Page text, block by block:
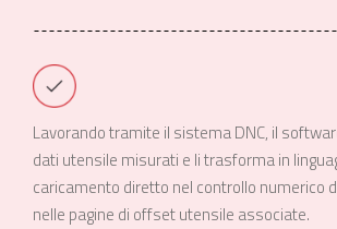
Lavorando tramite il sistema DNC, il
dati utensile misurati e li trasforma in
caricamento diretto nel controllo numerico
nelle pagine di offset utensile associate.